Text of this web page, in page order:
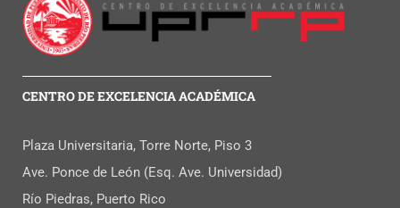
CENTRO DE EXCELENCIA ACADÉMICA
Plaza Universitaria, Torre Norte, Piso 3
Ave. Ponce de León (Esq. Ave. Universidad)
Río Piedras, Puerto Rico